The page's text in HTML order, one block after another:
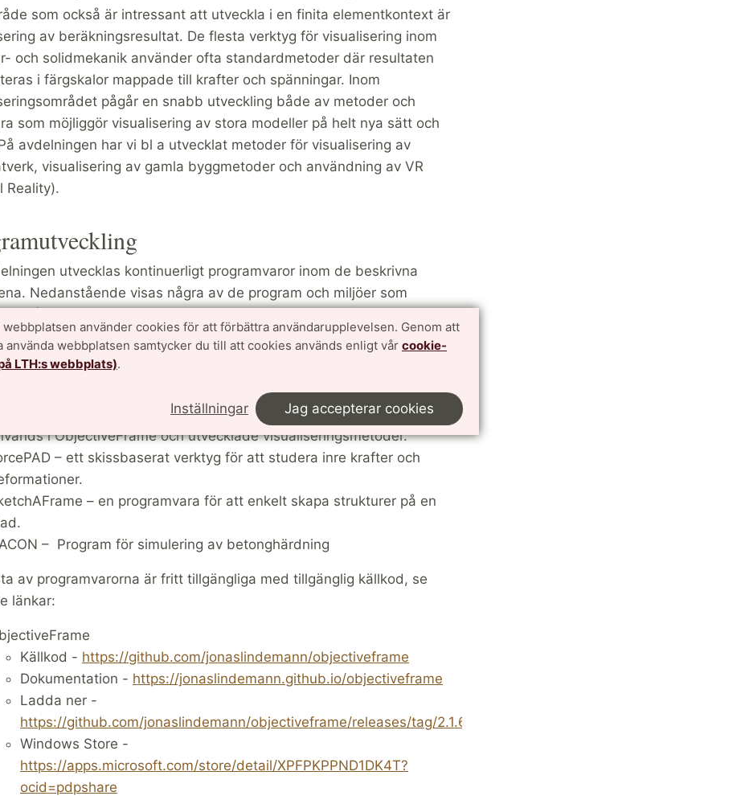
webbplatsen använder cookies för att förbättra användarupplevelsen. Genom att
använda webbplatsen samtycker du till att cookies används enligt vår cookie-
LTH:s webbplats).
Inställningar Jag accepterar cookies
som också är intressant att utveckla i en finita elementkontext är
av beräkningsresultat. De flesta verktyg för visualisering inom
och solidmekanik använder ofta standardmetoder där resultaten
i färgskalor mappade till krafter och spänningar. Inom
pågår en snabb utveckling både av metoder och
som möjliggör visualisering av stora modeller på helt nya sätt och
avdelningen har vi bl a utvecklat metoder för visualisering av
visualisering av gamla byggmetoder och användning av VR
Reality).
utvecklas kontinuerligt programvaror inom de beskrivna
Nedanstående visas några av de program och miljöer som
– Programvara för realtidsinteraktion med balkmodeller.
(Matlab/Python) – verktygslåda (bibliotek) för undervisning och
Visualisation Framework Ivf ++ – Programbibliotek som
i ObjectiveFrame och utvecklade visualiseringsmetoder.
– ett skissbaserat verktyg för att studera inre krafter och
– en programvara för att enkelt skapa strukturer på en
– Program för simulering av betonghärdning
av programvarorna är fritt tillgängliga med tillgänglig källkod, se
länkar:
Källkod - https://github.com/jonaslindemann/objectiveframe
Dokumentation - https://jonaslindemann.github.io/objectiveframe
Ladda ner -
https://github.com/jonaslindemann/objectiveframe/releases/tag/2.1.6
Windows Store -
https://apps.microsoft.com/store/detail/XPFPKPPND1DK4T?
ocid=pdpshare